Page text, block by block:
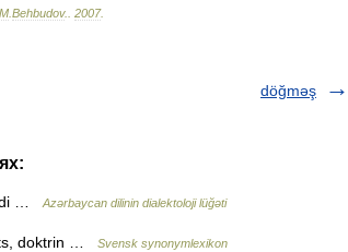
M Behbudov. 2007.
döğməş
… Azərbaycan dilinin dialektoloji lüğəti
doktrin … Svensk synonymlexikon